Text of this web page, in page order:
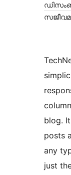
blog.
posts
any
just